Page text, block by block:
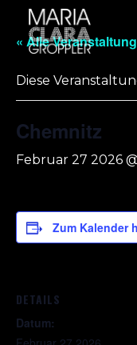
« Alle
Diese
Chemnitz
Februar 27 2026
Zum Kalender
DETAILS
Datum: